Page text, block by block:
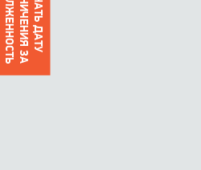
УЗНАТЬ ДАТУ